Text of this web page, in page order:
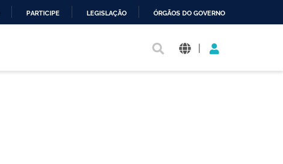
PARTICIPE LEGISLAÇÃO ÓRGÃOS DO GOVERNO
|